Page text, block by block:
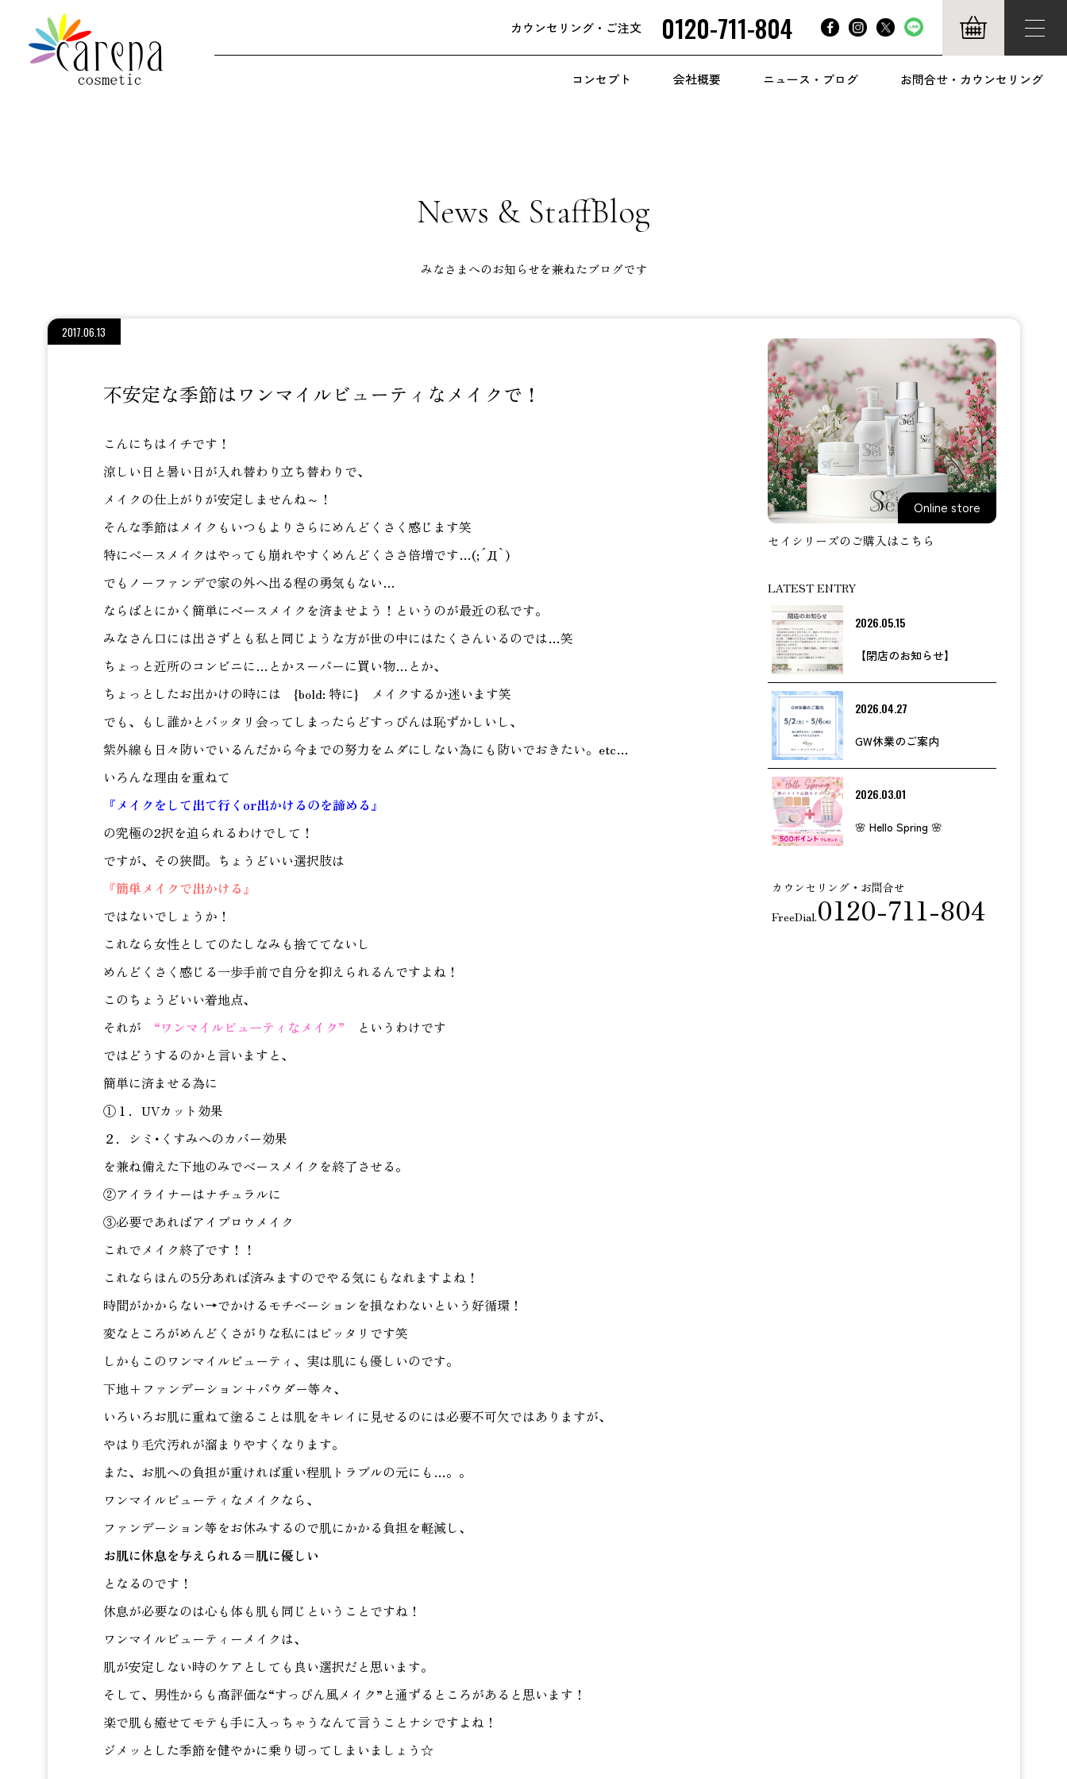
カウンセリング ・ご注文 0120-711-804
コンセプト 会社概要 ニュース・ブログ お問合せ・カウンセリング
News & StaffBlog
みなさまへのお知らせを兼ねたブログです
2017.06.13
不安定な季節はワンマイルビューティなメイクで！
こんにちはイチです！
涼しい日と暑い日が入れ替わり立ち替わりで、
メイクの仕上がりが安定しませんね～！
そんな季節はメイクもいつもよりさらにめんどくさく感じます笑
特にベースメイクはやっても崩れやすくめんどくささ倍増です…(;´Д`)
でもノーファンデで家の外へ出る程の勇気もない…
ならばとにかく簡単にベースメイクを済ませよう！というのが最近の私です。
みなさん口には出さずとも私と同じような方が世の中にはたくさんいるのでは…笑
ちょっと近所のコンビニに…とかスーパーに買い物…とか、
ちょっとしたお出かけの時には {bold: 特に} メイクするか迷います笑
でも、もし誰かとバッタリ会ってしまったらどすっぴんは恥ずかしいし、
紫外線も日々防いでいるんだから今までの努力をムダにしない為にも防いでおきたい。etc…
いろんな理由を重ねて
『メイクをして出て行くor出かけるのを諦める』
の究極の2択を迫られるわけでして！
ですが、その狭間。ちょうどいい選択肢は
『簡単メイクで出かける』
ではないでしょうか！
これなら女性としてのたしなみも捨ててないし
めんどくさく感じる一歩手前で自分を抑えられるんですよね！
このちょうどいい着地点、
それが “ワンマイルビューティなメイク” というわけです
ではどうするのかと言いますと、
簡単に済ませる為に
①１．UVカット効果
２．シミ･くすみへのカバー効果
を兼ね備えた下地のみでベースメイクを終了させる。
②アイライナーはナチュラルに
③必要であればアイブロウメイク
これでメイク終了です！！
これならほんの5分あれば済みますのでやる気にもなれますよね！
時間がかからない→でかけるモチベーションを損なわないという好循環！
変なところがめんどくさがりな私にはピッタリです笑
しかもこのワンマイルビューティ、実は肌にも優しいのです。
下地+ファンデーション+パウダー等々、
いろいろお肌に重ねて塗ることは肌をキレイに見せるのには必要不可欠ではありますが、
やはり毛穴汚れが溜まりやすくなります。
また、お肌への負担が重ければ重い程肌トラブルの元にも…。。
ワンマイルビューティなメイクなら、
ファンデーション等をお休みするので肌にかかる負担を軽減し、
お肌に休息を与えられる＝肌に優しい
となるのです！
休息が必要なのは心も体も肌も同じということですね！
ワンマイルビューティーメイクは、
肌が安定しない時のケアとしても良い選択だと思います。
そして、男性からも高評価な“すっぴん風メイク”と通ずるところがあると思います！
楽で肌も癒せてモテも手に入っちゃうなんて言うことナシですよね！
ジメッとした季節を健やかに乗り切ってしまいましょう☆
Online store
セイシリーズのご購入はこちら
LATEST ENTRY
2026.05.15
【閉店のお知らせ】
2026.04.27
GW休業のご案内
2026.03.01
🌸 Hello Spring 🌸
カウンセリング・お問合せ
FreeDial.0120-711-804